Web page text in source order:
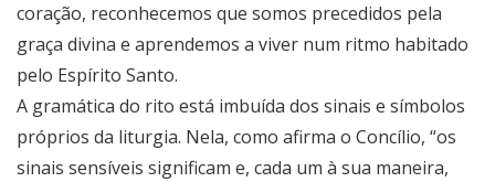
coração, reconhecemos que somos precedidos pela
graça divina e aprendemos a viver num ritmo habitado
pelo Espírito Santo.
A gramática do rito está imbuída dos sinais e símbolos
próprios da liturgia. Nela, como afirma o Concílio, “os
sinais sensíveis significam e, cada um à sua maneira,